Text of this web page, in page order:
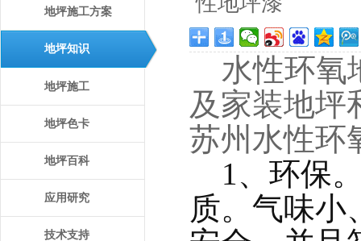
地坪施工方案
地坪知识
地坪施工
地坪色卡
地坪百科
应用研究
技术支持
水性环氧
及家装地坪
苏州 水性环
1、环保
质。气味小